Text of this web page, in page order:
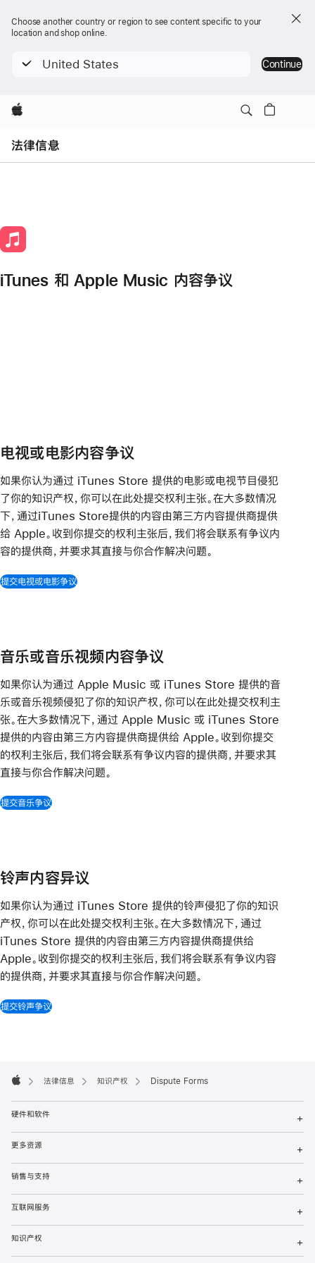
Choose another country or region to see content specific to your
location and shop online.
United States Continue
Apple
法律信息
Menu
iTunes 和 Apple Music 内容争议
电视或电影内容争议
如果你认为通过 iTunes Store 提供的电影或电视节目侵犯
了你的知识产权，你可以在此处提交权利主张。在大多数情况
下，通过iTunes Store提供的内容由第三方内容提供商提供
给 Apple。收到你提交的权利主张后，我们将会联系有争议内
容的提供商，并要求其直接与你合作解决问题。
提交电视或电影争议
音乐或音乐视频内容争议
如果你认为通过 Apple Music 或 iTunes Store 提供的音
乐或音乐视频侵犯了你的知识产权，你可以在此处提交权利主
张。在大多数情况下，通过 Apple Music 或 iTunes Store
提供的内容由第三方内容提供商提供给 Apple。收到你提交
的权利主张后，我们将会联系有争议内容的提供商，并要求其
直接与你合作解决问题。
提交音乐争议
铃声内容异议
如果你认为通过 iTunes Store 提供的铃声侵犯了你的知识
产权，你可以在此处提交权利主张。在大多数情况下，通过
iTunes Store 提供的内容由第三方内容提供商提供给
Apple。收到你提交的权利主张后，我们将会联系有争议内容
的提供商，并要求其直接与你合作解决问题。
提交铃声争议
Footer

法律信息 知识产权 Dispute Forms
硬件和软件 +
更多资源 +
销售与支持 +
互联网服务 +
知识产权 +